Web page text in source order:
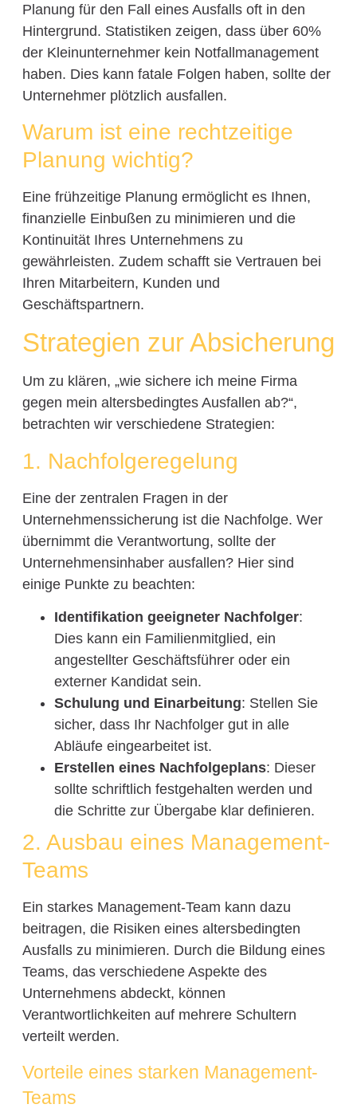
Planung für den Fall eines Ausfalls oft in den
Hintergrund. Statistiken zeigen, dass über 60%
der Kleinunternehmer kein Notfallmanagement
haben. Dies kann fatale Folgen haben, sollte der
Unternehmer plötzlich ausfallen.
Warum ist eine rechtzeitige
Planung wichtig?
Eine frühzeitige Planung ermöglicht es Ihnen,
finanzielle Einbußen zu minimieren und die
Kontinuität Ihres Unternehmens zu
gewährleisten. Zudem schafft sie Vertrauen bei
Ihren Mitarbeitern, Kunden und
Geschäftspartnern.
Strategien zur Absicherung
Um zu klären, „wie sichere ich meine Firma
gegen mein altersbedingtes Ausfallen ab?“,
betrachten wir verschiedene Strategien:
1. Nachfolgeregelung
Eine der zentralen Fragen in der
Unternehmenssicherung ist die Nachfolge. Wer
übernimmt die Verantwortung, sollte der
Unternehmensinhaber ausfallen? Hier sind
einige Punkte zu beachten:
Identifikation geeigneter Nachfolger:
Dies kann ein Familienmitglied, ein
angestellter Geschäftsführer oder ein
externer Kandidat sein.
Schulung und Einarbeitung: Stellen Sie
sicher, dass Ihr Nachfolger gut in alle
Abläufe eingearbeitet ist.
Erstellen eines Nachfolgeplans: Dieser
sollte schriftlich festgehalten werden und
die Schritte zur Übergabe klar definieren.
2. Ausbau eines Management-
Teams
Ein starkes Management-Team kann dazu
beitragen, die Risiken eines altersbedingten
Ausfalls zu minimieren. Durch die Bildung eines
Teams, das verschiedene Aspekte des
Unternehmens abdeckt, können
Verantwortlichkeiten auf mehrere Schultern
verteilt werden.
Vorteile eines starken Management-
Teams